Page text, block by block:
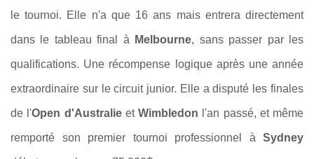
le tournoi. Elle n'a que 16 ans mais entrera directement
dans le tableau final à Melbourne, sans passer par les
qualifications. Une récompense logique après une année
extraordinaire sur le circuit junior. Elle a disputé les finales
de l'Open d'Australieet Wimbledon l'an passé, et même
remporté son premier tournoi professionnel à Sydney